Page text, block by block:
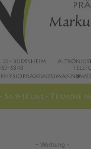
- Werbung -